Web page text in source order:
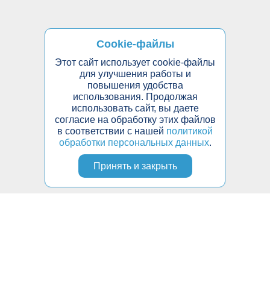
Cookie-файлы
Этот сайт использует cookie-файлы
для улучшения работы и
повышения удобства
использования. Продолжая
использовать сайт, вы даете
согласие на обработку этих файлов
в соответствии с нашей политикой
обработки персональных данных.
Принять и закрыть